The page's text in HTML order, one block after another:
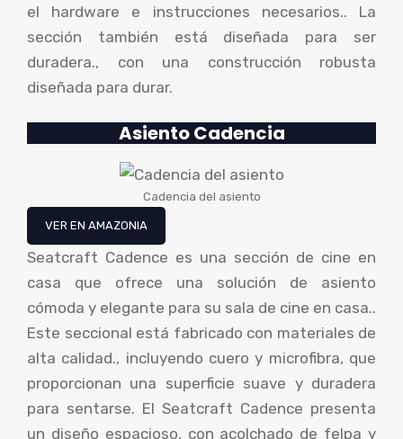
el hardware e instrucciones necesarios.. La
sección también está diseñada para ser
duradera., con una construcción robusta
diseñada para durar.
AsientoCadencia
Cadencia del asiento
VER EN AMAZONIA
Seatcraft Cadence es una sección de cine en
casa que ofrece una solución de asiento
cómoda y elegante para su sala de cine en casa..
Este seccional está fabricado con materiales de
alta calidad., incluyendo cuero y microfibra, que
proporcionan una superficie suave y duradera
para sentarse. El Seatcraft Cadence presenta
un diseño espacioso, con acolchado de felpa y